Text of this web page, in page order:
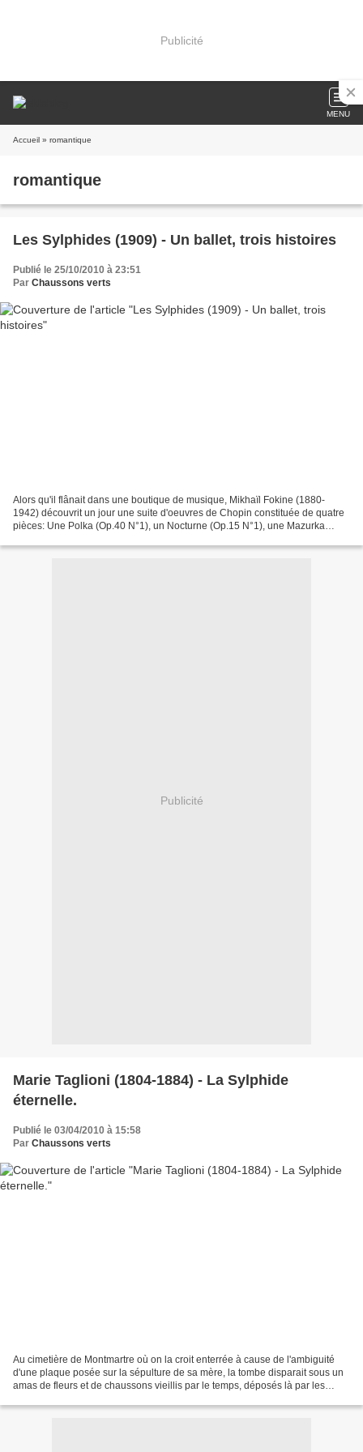
Publicité
MENU
Accueil » romantique
romantique
Les Sylphides (1909) - Un ballet, trois histoires
Publié le 25/10/2010 à 23:51
Par Chaussons verts
Alors qu'il flânait dans une boutique de musique, Mikhaïl Fokine (1880-
1942) découvrit un jour une suite d'oeuvres de Chopin constituée de quatre
pièces: Une Polka (Op.40 N°1), un Nocturne (Op.15 N°1), une Mazurka
Publicité
Marie Taglioni (1804-1884) - La Sylphide
éternelle.
Publié le 03/04/2010 à 15:58
Par Chaussons verts
Au cimetière de Montmartre où on la croit enterrée à cause de l'ambiguité
d'une plaque posée sur la sépulture de sa mère, la tombe disparait sous un
amas de fleurs et de chaussons vieillis par le temps, déposés là par les